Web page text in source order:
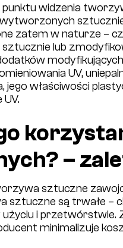
widzenia
zatem w naturze –
lub
UV,
jego właściwości
–
sztuczne
sztuczne są trwałe –
użyciu i
minimalizuje